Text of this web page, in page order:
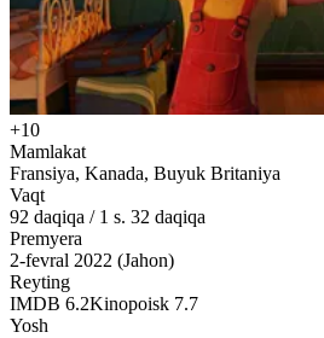
+10
Mamlakat
Fransiya, Kanada, Buyuk Britaniya
Vaqt
92 daqiqa / 1 s. 32 daqiqa
Premyera
2-fevral 2022 (Jahon)
Reyting
IMDB 6.2Kinopoisk 7.7
Yosh